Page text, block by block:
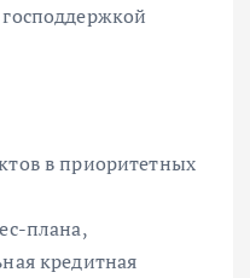
в приоритетных
плана,
кредитная